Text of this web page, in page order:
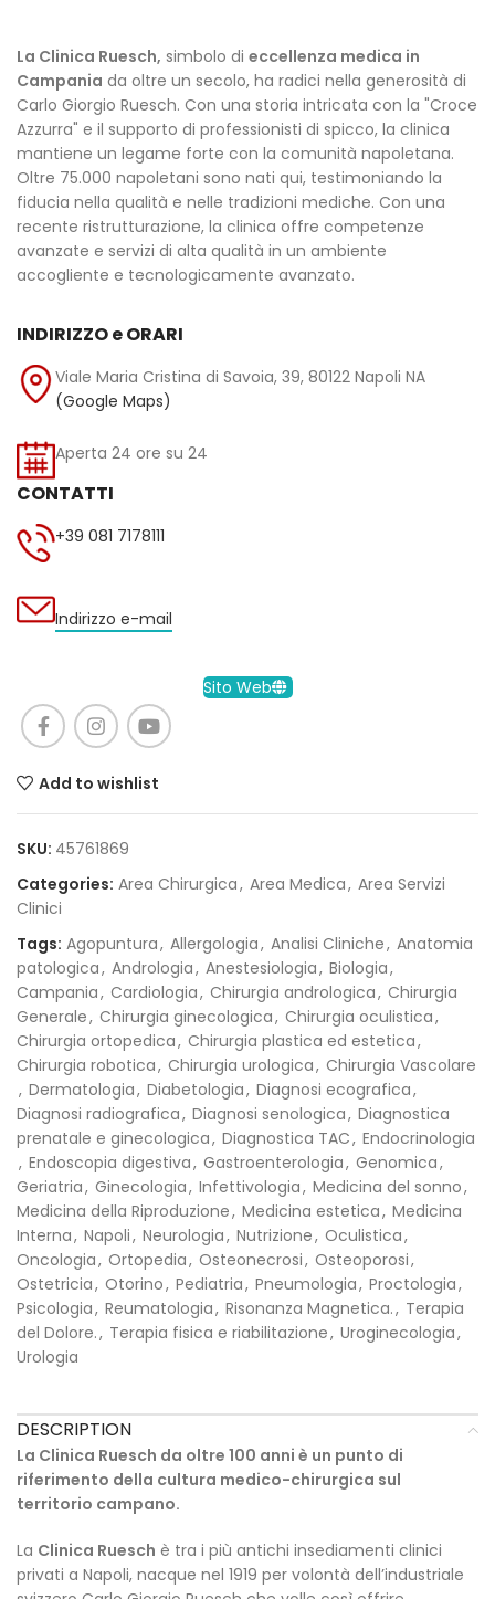
La Clinica Ruesch, simbolo di eccellenza medica in
Campania da oltre un secolo, ha radici nella generosità di
Carlo Giorgio Ruesch. Con una storia intricata con la "Croce
Azzurra" e il supporto di professionisti di spicco, la clinica
mantiene un legame forte con la comunità napoletana.
Oltre 75.000 napoletani sono nati qui, testimoniando la
fiducia nella qualità e nelle tradizioni mediche. Con una
recente ristrutturazione, la clinica offre competenze
avanzate e servizi di alta qualità in un ambiente
accogliente e tecnologicamente avanzato.
INDIRIZZO e ORARI
Viale Maria Cristina di Savoia, 39, 80122 Napoli NA
(Google Maps)
Aperta 24 ore su 24
CONTATTI
+39 081 7178111
Indirizzo e-mail
Sito Web
Add to wishlist
SKU: 45761869
Categories: Area Chirurgica, Area Medica, Area Servizi
Clinici
Tags: Agopuntura, Allergologia, Analisi Cliniche, Anatomia
patologica, Andrologia, Anestesiologia, Biologia,
Campania, Cardiologia, Chirurgia andrologica, Chirurgia
Generale, Chirurgia ginecologica, Chirurgia oculistica,
Chirurgia ortopedica, Chirurgia plastica ed estetica,
Chirurgia robotica, Chirurgia urologica, Chirurgia Vascolare
, Dermatologia, Diabetologia, Diagnosi ecografica,
Diagnosi radiografica, Diagnosi senologica, Diagnostica
prenatale e ginecologica, Diagnostica TAC, Endocrinologia
, Endoscopia digestiva, Gastroenterologia, Genomica,
Geriatria, Ginecologia, Infettivologia, Medicina del sonno,
Medicina della Riproduzione, Medicina estetica, Medicina
Interna, Napoli, Neurologia, Nutrizione, Oculistica,
Oncologia, Ortopedia, Osteonecrosi, Osteoporosi,
Ostetricia, Otorino, Pediatria, Pneumologia, Proctologia,
Psicologia, Reumatologia, Risonanza Magnetica., Terapia
del Dolore., Terapia fisica e riabilitazione, Uroginecologia,
Urologia
DESCRIPTION
La Clinica Ruesch da oltre 100 anni è un punto di
riferimento della cultura medico-chirurgica sul
territorio campano.
La Clinica Ruesch è tra i più antichi insediamenti clinici
privati a Napoli, nacque nel 1919 per volontà dell’industriale